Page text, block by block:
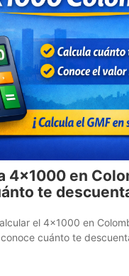
4×1000 en
te
el 4x1000 en
cuánto te